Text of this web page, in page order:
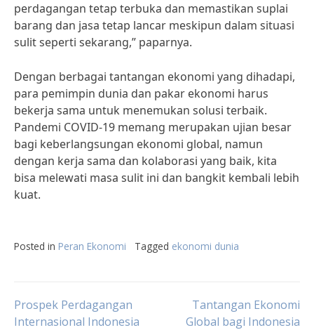
perdagangan tetap terbuka dan memastikan suplai
barang dan jasa tetap lancar meskipun dalam situasi
sulit seperti sekarang,” paparnya.
Dengan berbagai tantangan ekonomi yang dihadapi,
para pemimpin dunia dan pakar ekonomi harus
bekerja sama untuk menemukan solusi terbaik.
Pandemi COVID-19 memang merupakan ujian besar
bagi keberlangsungan ekonomi global, namun
dengan kerja sama dan kolaborasi yang baik, kita
bisa melewati masa sulit ini dan bangkit kembali lebih
kuat.
Posted in Peran Ekonomi Tagged ekonomi dunia
Post
Prospek Perdagangan
Internasional Indonesia
Tantangan Ekonomi
Global bagi Indonesia